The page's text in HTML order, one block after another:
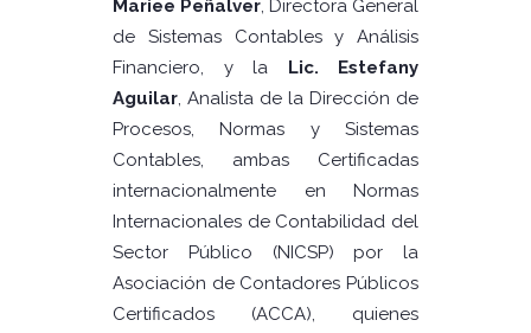
Mariee Peñalver, Directora General
de Sistemas Contables y Análisis
Financiero, y la Lic. Estefany
Aguilar, Analista de la Dirección de
Procesos, Normas y Sistemas
Contables, ambas Certificadas
internacionalmente en Normas
Internacionales de Contabilidad del
Sector Público (NICSP) por la
Asociación de Contadores Públicos
Certificados (ACCA), quienes